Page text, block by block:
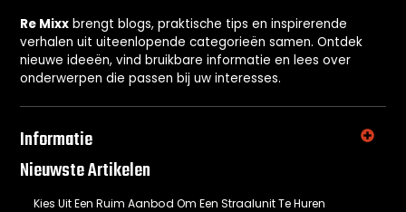
Re Mixx brengt blogs, praktische tips en inspirerende
verhalen uit uiteenlopende categorieën samen. Ontdek
nieuwe ideeën, vind bruikbare informatie en lees over
onderwerpen die passen bij uw interesses.
Informatie
Nieuwste Artikelen
Kies Uit Een Ruim Aanbod Om Een Straalunit Te Huren